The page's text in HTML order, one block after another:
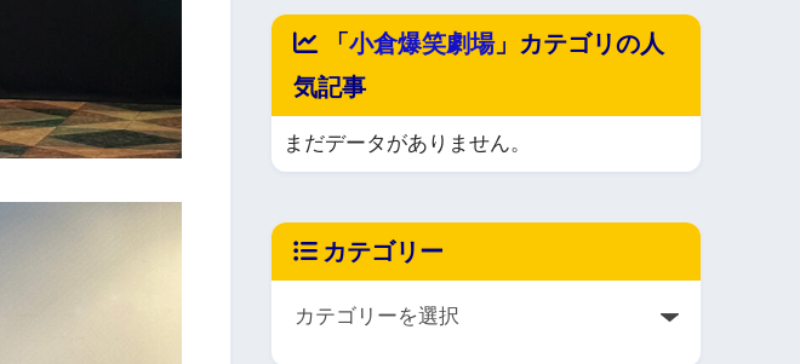
「 小倉爆笑劇場」カテゴリの人
気記事
まだデータがありません。
カテゴリー